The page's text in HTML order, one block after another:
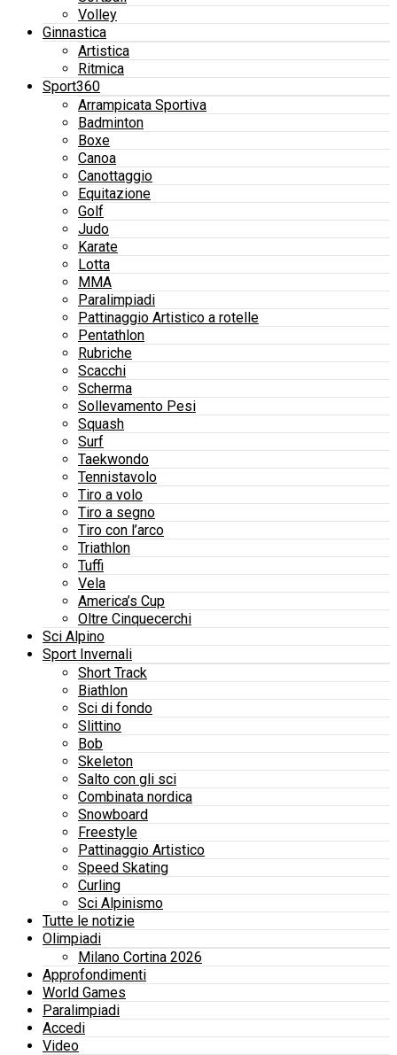
Volley
Ginnastica
Artistica
Ritmica
Sport360
Arrampicata Sportiva
Badminton
Boxe
Canoa
Canottaggio
Equitazione
Golf
Judo
Karate
Lotta
MMA
Paralimpiadi
Pattinaggio Artistico a rotelle
Pentathlon
Rubriche
Scacchi
Scherma
Sollevamento Pesi
Squash
Surf
Taekwondo
Tennistavolo
Tiro a volo
Tiro a segno
Tiro con l’arco
Triathlon
Tuffi
Vela
America’s Cup
Oltre Cinquecerchi
Sci Alpino
Sport Invernali
Short Track
Biathlon
Sci di fondo
Slittino
Bob
Skeleton
Salto con gli sci
Combinata nordica
Snowboard
Freestyle
Pattinaggio Artistico
Speed Skating
Curling
Sci Alpinismo
Tutte le notizie
Olimpiadi
Milano Cortina 2026
Approfondimenti
World Games
Paralimpiadi
Accedi
Video